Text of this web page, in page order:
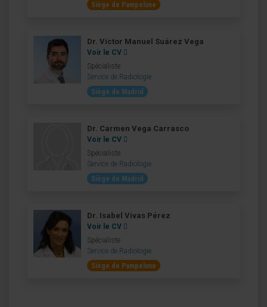
Siège de Pampelune
Dr. Víctor Manuel Suárez Vega
Voir le CV
Spécialiste
Service de Radiologie
Siège de Madrid
Dr. Carmen Vega Carrasco
Voir le CV
Spécialiste
Service de Radiologie
Siège de Madrid
Dr. Isabel Vivas Pérez
Voir le CV
Spécialiste
Service de Radiologie
Siège de Pampelune